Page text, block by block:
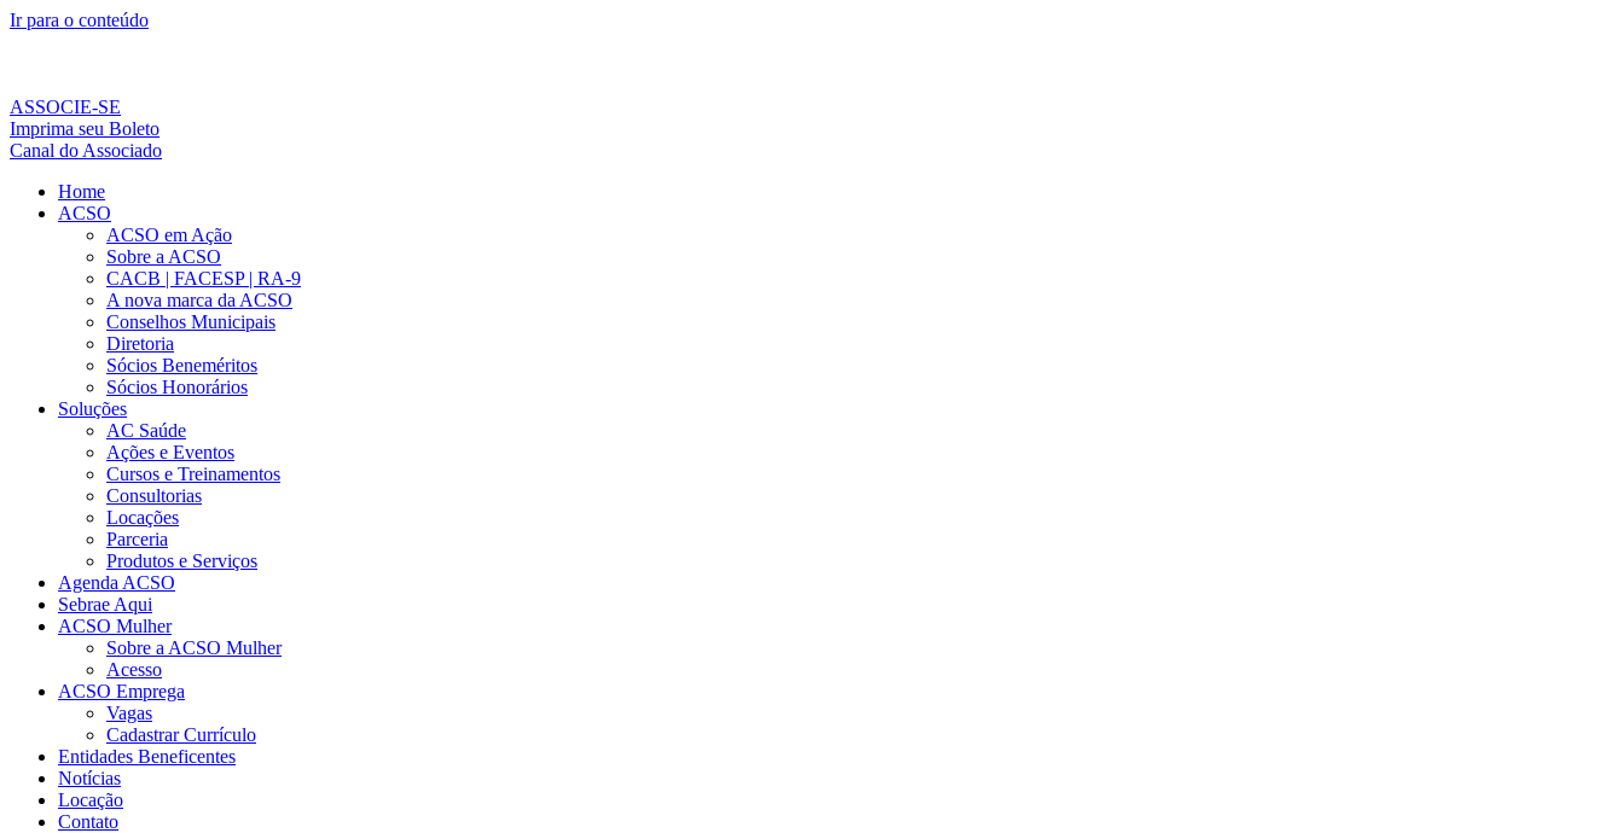
Ir para o conteúdo
ASSOCIE-SE
Imprima seu Boleto
Canal do Associado
Home
ACSO
ACSO em Ação
Sobre a ACSO
CACB | FACESP | RA-9
A nova marca da ACSO
Conselhos Municipais
Diretoria
Sócios Beneméritos
Sócios Honorários
Soluções
AC Saúde
Ações e Eventos
Cursos e Treinamentos
Consultorias
Locações
Parceria
Produtos e Serviços
Agenda ACSO
Sebrae Aqui
ACSO Mulher
Sobre a ACSO Mulher
Acesso
ACSO Emprega
Vagas
Cadastrar Currículo
Entidades Beneficentes
Notícias
Locação
Contato